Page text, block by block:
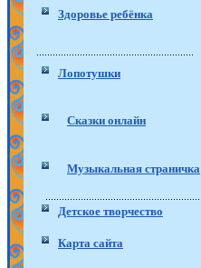
Здоровье ребёнка
Лопотушки
Сказки онлайн
Музыкальная страничка
Детское творчество
Карта сайта